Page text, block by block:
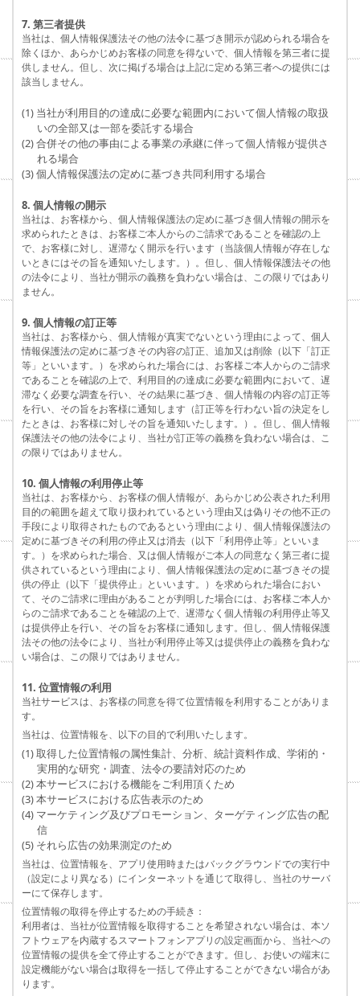
7. 第三者提供
当社は、個人情報保護法その他の法令に基づき開示が認められる場合を
除くほか、あらかじめお客様の同意を得ないで、個人情報を第三者に提
供しません。但し、次に掲げる場合は上記に定める第三者への提供には
該当しません。
(1) 当社が利用目的の達成に必要な範囲内において個人情報の取扱
いの全部又は一部を委託する場合
(2) 合併その他の事由による事業の承継に伴って個人情報が提供さ
れる場合
(3) 個人情報保護法の定めに基づき共同利用する場合
8. 個人情報の開示
当社は、お客様から、個人情報保護法の定めに基づき個人情報の開示を
求められたときは、お客様ご本人からのご請求であることを確認の上
で、お客様に対し、遅滞なく開示を行います（当該個人情報が存在しな
いときにはその旨を通知いたします。）。但し、個人情報保護法その他
の法令により、当社が開示の義務を負わない場合は、この限りではあり
ません。
9. 個人情報の訂正等
当社は、お客様から、個人情報が真実でないという理由によって、個人
情報保護法の定めに基づきその内容の訂正、追加又は削除（以下「訂正
等」といいます。）を求められた場合には、お客様ご本人からのご請求
であることを確認の上で、利用目的の達成に必要な範囲内において、遅
滞なく必要な調査を行い、その結果に基づき、個人情報の内容の訂正等
を行い、その旨をお客様に通知します（訂正等を行わない旨の決定をし
たときは、お客様に対しその旨を通知いたします。）。但し、個人情報
保護法その他の法令により、当社が訂正等の義務を負わない場合は、こ
の限りではありません。
10. 個人情報の利用停止等
当社は、お客様から、お客様の個人情報が、あらかじめ公表された利用
目的の範囲を超えて取り扱われているという理由又は偽りその他不正の
手段により取得されたものであるという理由により、個人情報保護法の
定めに基づきその利用の停止又は消去（以下「利用停止等」といいま
す。）を求められた場合、又は個人情報がご本人の同意なく第三者に提
供されているという理由により、個人情報保護法の定めに基づきその提
供の停止（以下「提供停止」といいます。）を求められた場合におい
て、そのご請求に理由があることが判明した場合には、お客様ご本人か
らのご請求であることを確認の上で、遅滞なく個人情報の利用停止等又
は提供停止を行い、その旨をお客様に通知します。但し、個人情報保護
法その他の法令により、当社が利用停止等又は提供停止の義務を負わな
い場合は、この限りではありません。
11. 位置情報の利用
当社サービスは、お客様の同意を得て位置情報を利用することがありま
す。
当社は、位置情報を、以下の目的で利用いたします。
(1) 取得した位置情報の属性集計、分析、統計資料作成、学術的・
実用的な研究・調査、法令の要請対応のため
(2) 本サービスにおける機能をご利用頂くため
(3) 本サービスにおける広告表示のため
(4) マーケティング及びプロモーション、ターゲティング広告の配
信
(5) それら広告の効果測定のため
当社は、位置情報を、アプリ使用時またはバックグラウンドでの実行中
（設定により異なる）にインターネットを通じて取得し、当社のサーバ
ーにて保存します。
位置情報の取得を停止するための手続き：
利用者は、当社が位置情報を取得することを希望されない場合は、本ソ
フトウェアを内蔵するスマートフォンアプリの設定画面から、当社への
位置情報の提供を全て停止することができます。但し、お使いの端末に
設定機能がない場合は取得を一括して停止することができない場合があ
ります。